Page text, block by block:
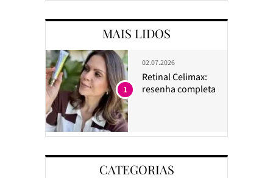
MAIS LIDOS
02.07.2026
Retinal Celimax:
resenha completa
1
CATEGORIAS